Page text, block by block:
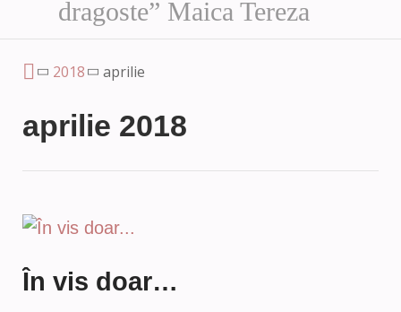
dragoste” Maica Tereza
2018 aprilie
aprilie 2018
În vis doar…